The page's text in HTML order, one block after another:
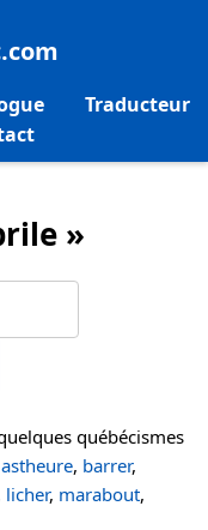
Traducteur
»
québécismes
astheure, barrer,
licher, marabout,